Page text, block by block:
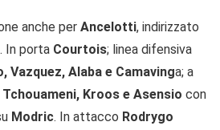
anche per Ancelotti, indirizzato
In porta Courtois; linea difensiva
Vazquez, Alaba e Camavinga; a
Tchouameni, Kroos e Asensio con
Modric. In attacco Rodrygo